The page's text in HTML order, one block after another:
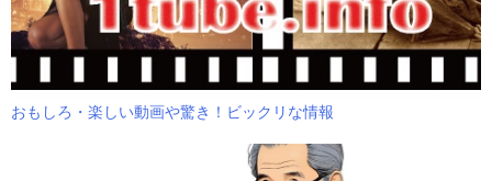
おもしろ・楽しい動画や驚き！ビックリな情報